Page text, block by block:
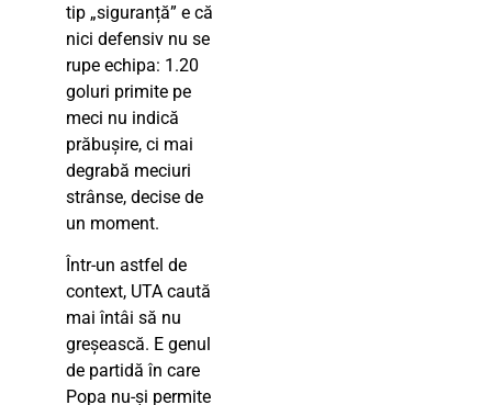
tip „siguranță” e că
nici defensiv nu se
rupe echipa: 1.20
goluri primite pe
meci nu indică
prăbușire, ci mai
degrabă meciuri
strânse, decise de
un moment.
Într-un astfel de
context, UTA caută
mai întâi să nu
greșească. E genul
de partidă în care
Popa nu-și permite